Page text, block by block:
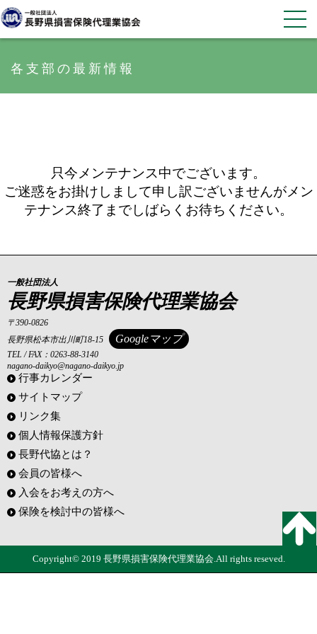
各支部の最新情報
只今メンテナンス中でございます。
ご迷惑をお掛けしまして申し訳ございませんがメン
テナンス終了までしばらくお待ちください。
一般社団法人
長野県損害保険代理業協会
〒390-0826
長野県松本市出川町18-15
Googleマップ
TEL / FAX：0263-88-3140
nagano-daikyo@nagano-daikyo.jp
行事カレンダー
サイトマップ
リンク集
個人情報保護方針
長野代協とは？
会員の皆様へ
入会をお考えの方へ
保険を検討中の皆様へ
Copyright© 2019 長野県損害保険代理業協会.All rights reseved.